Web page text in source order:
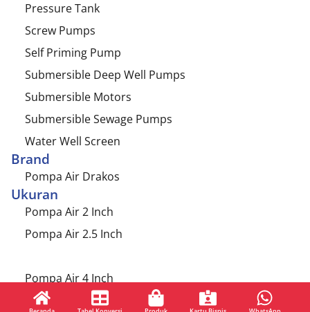
Pressure Tank
Screw Pumps
Self Priming Pump
Submersible Deep Well Pumps
Submersible Motors
Submersible Sewage Pumps
Water Well Screen
Brand
Pompa Air Drakos
Ukuran
Pompa Air 2 Inch
Pompa Air 2.5 Inch
Pompa Air 4 Inch
Pompa Air 6 Inch